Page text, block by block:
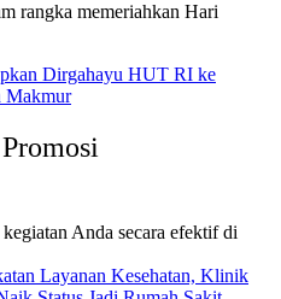
memeriahkan Hari
Anda secara efektif di